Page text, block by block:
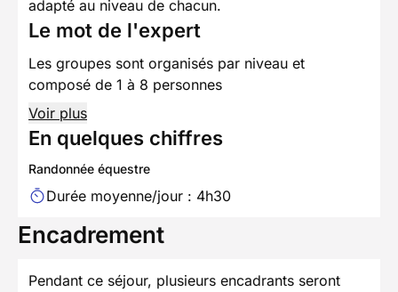
adapté au niveau de chacun.
Le mot de l'expert
Les groupes sont organisés par niveau et
composé de 1 à 8 personnes
Voir plus
En quelques chiffres
Randonnée équestre
Durée moyenne/jour : 4h30
Encadrement
Pendant ce séjour, plusieurs encadrants seront